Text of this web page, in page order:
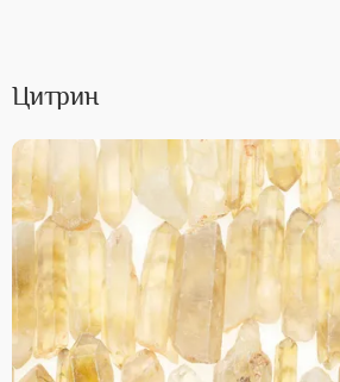
Цитрин